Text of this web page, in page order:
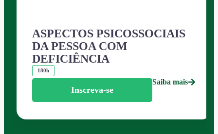
ASPECTOS PSICOSSOCIAIS
DA PESSOA COM
DEFICIÊNCIA
180h
Inscreva-se
Saiba mais